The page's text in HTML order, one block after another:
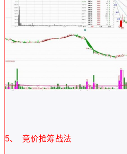
5、 竞价抢筹战法